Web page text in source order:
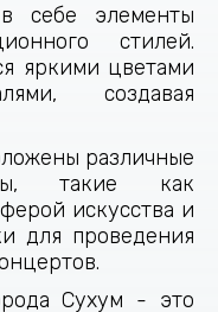
себе элементы
стилей.
яркими цветами
создавая
различные
такие как
искусства и
для проведения
Сухум - это